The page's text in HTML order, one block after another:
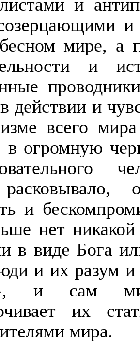
и
мире, а
и
действии и
всего
в огромную
и
нет
в виде Бога
и их разум и
и сам
их
мира.